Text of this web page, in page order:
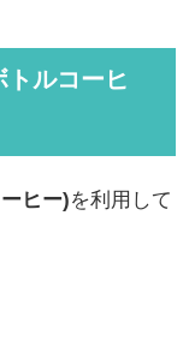
ルコーヒ
ヒー)を利用して